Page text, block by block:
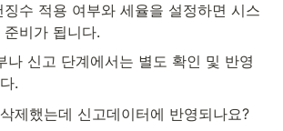
징수 적용 여부와 세율을 설정하면 시스
비가 됩니다.
나 신고 단계에서는 별도 확인 및 반영
.
제했는데 신고데이터에 반영되나요?